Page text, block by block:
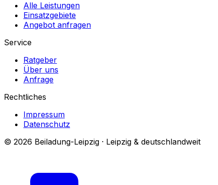
Alle Leistungen
Einsatzgebiete
Angebot anfragen
Service
Ratgeber
Über uns
Anfrage
Rechtliches
Impressum
Datenschutz
© 2026 Beiladung-Leipzig · Leipzig & deutschlandweit